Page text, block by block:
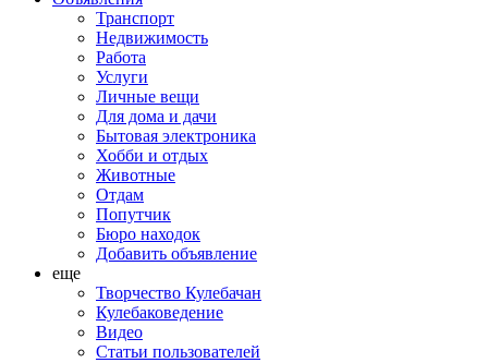
Транспорт
Недвижимость
Работа
Услуги
Личные вещи
Для дома и дачи
Бытовая электроника
Хобби и отдых
Животные
Отдам
Попутчик
Бюро находок
Добавить объявление
еще
Творчество Кулебачан
Кулебаковедение
Видео
Статьи пользователей